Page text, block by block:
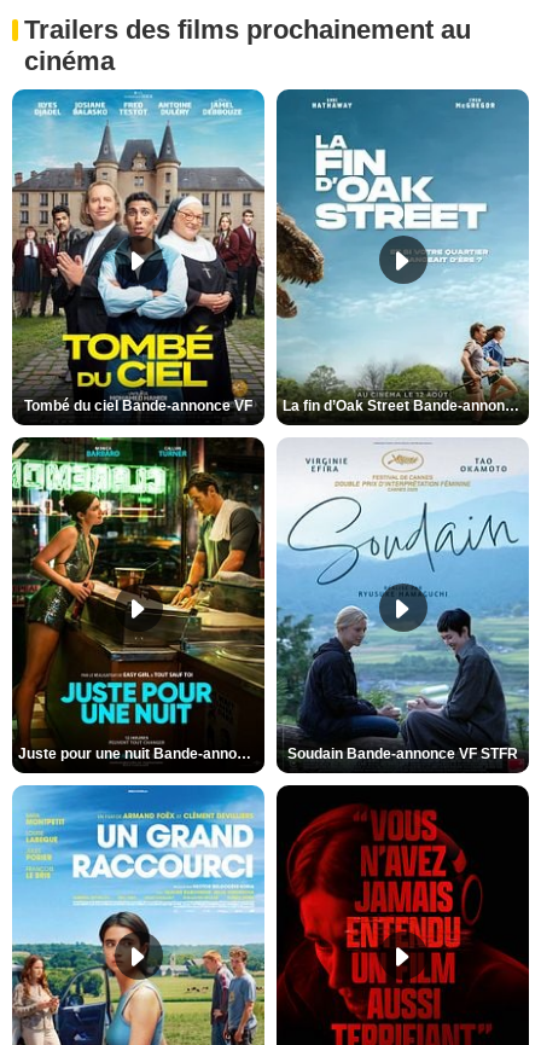
Trailers des films prochainement au
cinéma
Tombé du ciel Bande-annonce VF La fin d’Oak Street Bande-annonce VO STFR
Juste pour une nuit Bande-annonce VO STFR Soudain Bande-annonce VF STFR